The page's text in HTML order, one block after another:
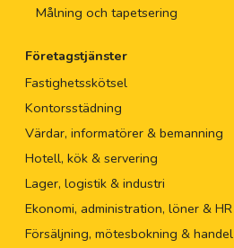
Målning och tapetsering
Företagstjänster
Fastighetsskötsel
Kontorsstädning
Värdar, informatörer & bemanning
Hotell, kök & servering
Lager, logistik & industri
Ekonomi, administration, löner & HR
Försäljning, mötesbokning & handel